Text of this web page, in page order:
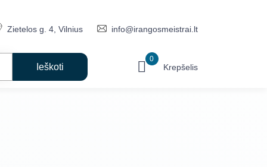
Zietelos g. 4, Vilnius info@irangosmeistrai.lt
0
Krepšelis